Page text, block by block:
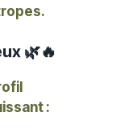
🌿🔥
: